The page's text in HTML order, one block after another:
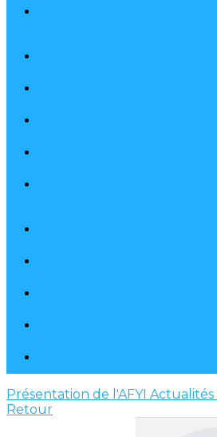
Présentation de l'AFYI Actualités
Retour